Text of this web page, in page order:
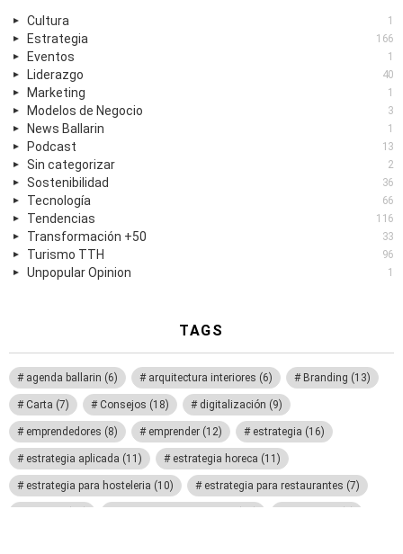
Cultura 1
Estrategia 166
Eventos 1
Liderazgo 40
Marketing 1
Modelos de Negocio 3
News Ballarin 1
Podcast 13
Sin categorizar 2
Sostenibilidad 36
Tecnología 66
Tendencias 116
Transformación +50 33
Turismo TTH 96
Unpopular Opinion 1
TAGS
agenda ballarin (6) arquitectura interiores (6) Branding (13)
Carta (7) Consejos (18) digitalización (9)
emprendedores (8) emprender (12) estrategia (16)
estrategia aplicada (11) estrategia horeca (11)
estrategia para hosteleria (10) estrategia para restaurantes (7)